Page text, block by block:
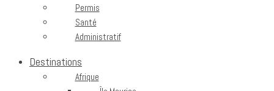
Permis
Santé
Administratif
Destinations
Afrique